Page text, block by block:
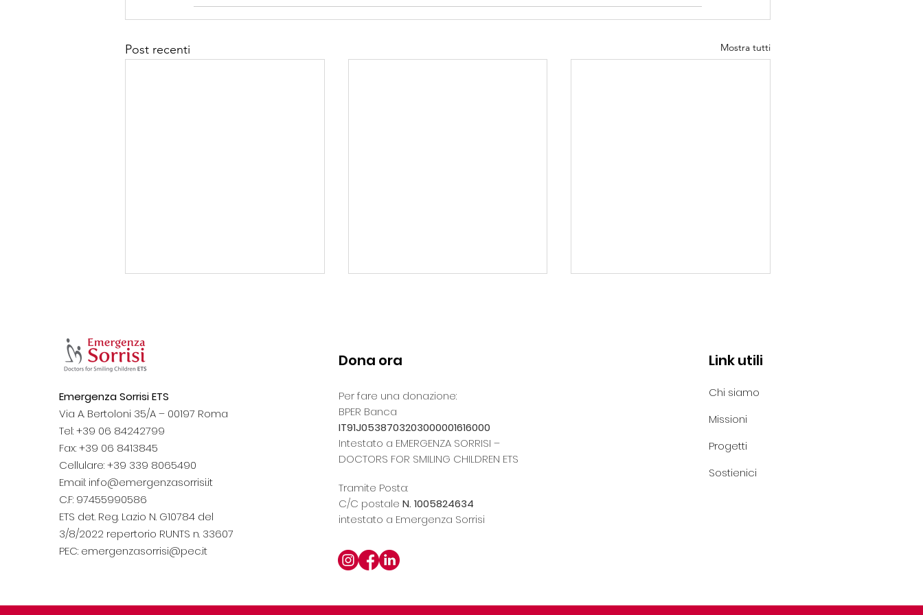
Post recenti Mostra tutti
Wine Day XVII Edizione
2023: Un successo
all'insegna della
solidarietà
MOLTO PIÙ DI UN FILO DI
PERLE: AL VIA LA
CAMPAGNA FILI DI SUTURA
25 SETTEMBRE AL 25
Emergenza Sorrisi ETS
Via A. Bertoloni 35/A – 00197 Roma
Tel: +39 06 84242799
Fax: +39 06 8413845
Cellulare: +39 339 8065490
Email: info@emergenzasorrisi.it
C.F: 97455990586
ETS det. Reg. Lazio N. G10784 del
3/8/2022 repertorio RUNTS n. 33607
PEC: emergenzasorrisi@pec.it
Dona ora
Per fare una donazione:
BPER Banca
IT91J0538703203000001616000
Intestato a EMERGENZA SORRISI –
DOCTORS FOR SMILING CHILDREN ETS
Tramite Posta:
C/C postaleN. 1005824634
intestato a Emergenza Sorrisi
Link utili
Chi siamo
Missioni
Progetti
Sostienici